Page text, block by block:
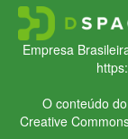
Empresa
O conteúdo
Creative